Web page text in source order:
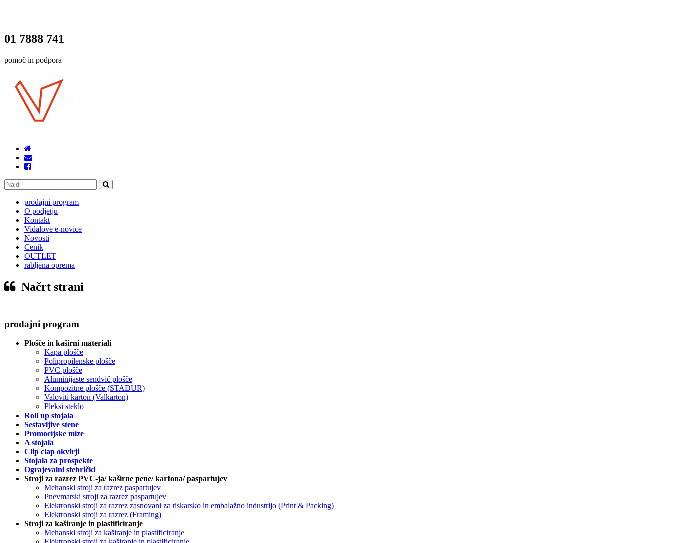
01 7888 741
pomoč in podpora
prodajni program
O podjetju
Kontakt
Vidalove e-novice
Novosti
Cenik
OUTLET
rabljena oprema
Načrt strani
prodajni program
Plošče in kaširni materiali
Kapa plošče
Polipropilenske plošče
PVC plošče
Aluminijaste sendvič plošče
Kompozitne plošče (STADUR)
Valoviti karton (Valkarton)
Pleksi steklo
Roll up stojala
Sestavljive stene
Promocijske mize
A stojala
Clip clap okvirji
Stojala za prospekte
Ograjevalni stebrički
Stroji za razrez PVC-ja/ kaširne pene/ kartona/ paspartujev
Mehanski stroji za razrez paspartujev
Pnevmatski stroji za razrez paspartujev
Elektronski stroji za razrez zasnovani za tiskarsko in embalažno industrijo (Print & Packing)
Elektronski stroji za razrez (Framing)
Stroji za kaširanje in plastificiranje
Mehanski stroji za kaširanje in plastificiranje